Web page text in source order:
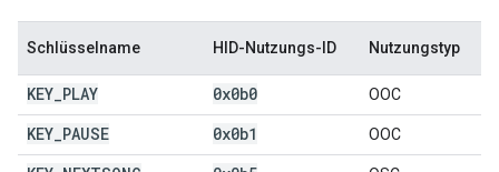
Schlüsselname HID-Nutzungs-ID Nutzungstyp
KEY PLAY 0x0b0 OOC
KEY PAUSE 0x0b1 OOC